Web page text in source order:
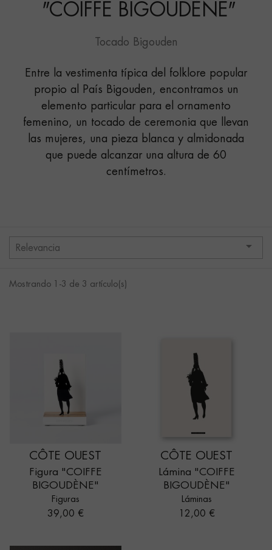
"COIFFE BIGOUDÈNE"
Tocado Bigouden
Entre la vestimenta típica del folklore popular
propio al País Bigouden, encontramos un
elemento particular para el ornamento
femenino, un tocado de ceremonia que llevan
las mujeres, una pieza blanca y almidonada
que puede alcanzar una altura de 60
centímetros.
Relevancia 
Mostrando 1-3 de 3 artículo(s)
CÔTE OUEST
Figura "COIFFE
BIGOUDÈNE"
Figuras
Precio
39,00 €
CÔTE OUEST
Lámina "COIFFE
BIGOUDÈNE"
Láminas
Precio
12,00 €